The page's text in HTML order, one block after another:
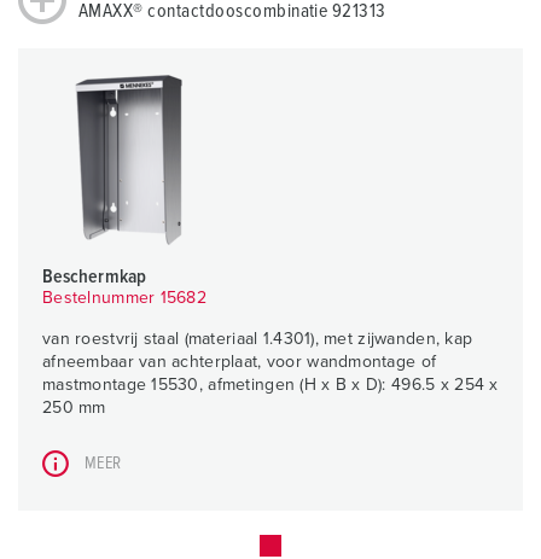
AMAXX® contactdooscombinatie 921313
Beschermkap
Bestelnummer 15682
van roestvrij staal (materiaal 1.4301), met zijwanden, kap
afneembaar van achterplaat, voor wandmontage of
mastmontage 15530, afmetingen (H x B x D): 496.5 x 254 x
250 mm
MEER